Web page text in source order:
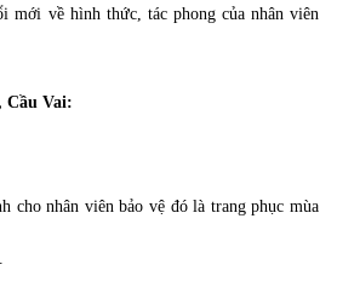
mới về hình thức, tác phong của nhân viên
Cầu Vai:
cho nhân viên bảo vệ đó là trang phục mùa